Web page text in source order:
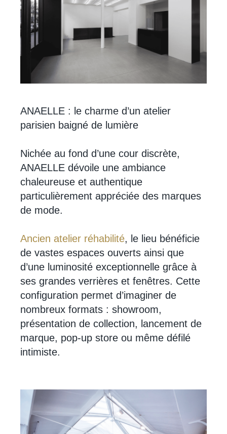
ANAELLE : le charme d’un atelier
parisien baigné de lumière
Nichée au fond d’une cour discrète,
ANAELLE dévoile une ambiance
chaleureuse et authentique
particulièrement appréciée des marques
de mode.
Ancien atelier réhabilité, le lieu bénéficie
de vastes espaces ouverts ainsi que
d’une luminosité exceptionnelle grâce à
ses grandes verrières et fenêtres. Cette
configuration permet d’imaginer de
nombreux formats : showroom,
présentation de collection, lancement de
marque, pop-up store ou même défilé
intimiste.